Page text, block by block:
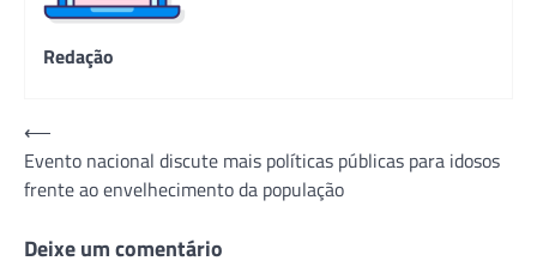
Redação
Navegação
de
Post
⟵
Evento nacional discute mais políticas públicas para idosos
frente ao envelhecimento da população
Deixe um comentário